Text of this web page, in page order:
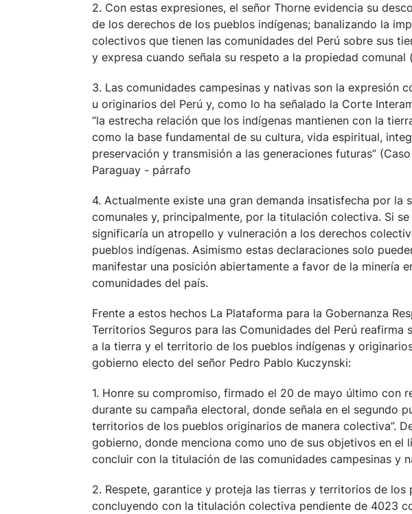
2. Con estas expresiones, el señor Thorne evidencia su
de los derechos de los pueblos indígenas; banalizando la
colectivos que tienen las comunidades del Perú sobre sus
y expresa cuando señala su respeto a la propiedad comunal
3. Las comunidades campesinas y nativas son la expresión
u originarios del Perú y, como lo ha señalado la Corte
“la estrecha relación que los indígenas mantienen con la
como la base fundamental de su cultura, vida espiritual,
preservación y transmisión a las generaciones futuras”
Paraguay - párrafo
4. Actualmente existe una gran demanda insatisfecha por la
comunales y, principalmente, por la titulación colectiva. Si
significaría un atropello y vulneración a los derechos
pueblos indígenas. Asimismo estas declaraciones solo
manifestar una posición abiertamente a favor de la minería
comunidades del país.
Frente a estos hechos La Plataforma para la Gobernanza
Territorios Seguros para las Comunidades del Perú
a la tierra y el territorio de los pueblos indígenas y
gobierno electo del señor Pedro Pablo Kuczynski:
1. Honre su compromiso, firmado el 20 de mayo último con
durante su campaña electoral, donde señala en el segundo
territorios de los pueblos originarios de manera colectiva”.
gobierno, donde menciona como uno de sus objetivos en el
concluir con la titulación de las comunidades campesinas y
2. Respete, garantice y proteja las tierras y territorios de los
concluyendo con la titulación colectiva pendiente de 4023